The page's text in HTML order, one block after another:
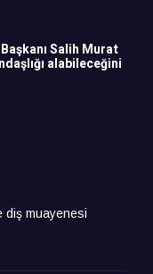
Salih Murat
alabileceğini
diş muayenesi